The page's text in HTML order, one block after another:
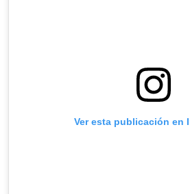
Ver esta publicación en